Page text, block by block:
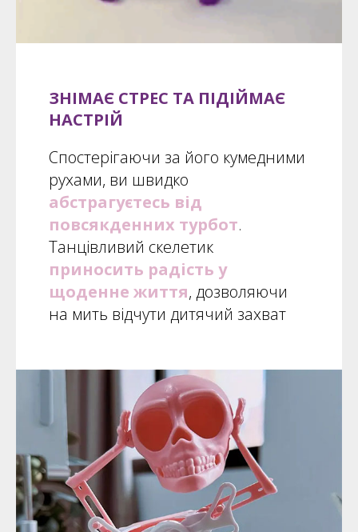
ЗНІМАЄ СТРЕС ТА ПІДІЙМАЄ
НАСТРІЙ
Спостерігаючи за його кумедними
рухами, ви швидко
абстрагуєтесь від
повсякденних турбот.
Танцівливий скелетик
приносить радість у
щоденне життя, дозволяючи
на мить відчути дитячий захват